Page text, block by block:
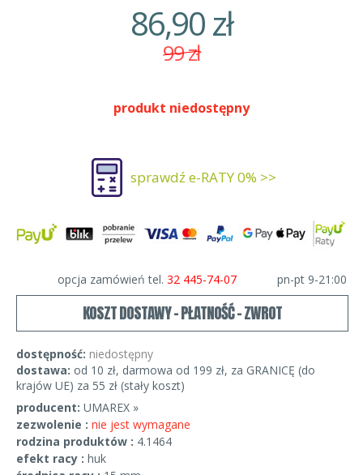
86,90zł
99zł
produkt niedostępny
sprawdź e-RATY 0% >>
opcja zamówień tel. 32 445-74-07 pn-pt 9-21:00
KOSZT DOSTAWY - PŁATNOŚĆ - ZWROT
dostępność: niedostępny
dostawa: od 10 zł, darmowa od 199 zł, za GRANICĘ (do
krajów UE) za 55 zł (stały koszt)
producent: UMAREX »
zezwolenie : nie jest wymagane
rodzina produktów : 4.1464
efekt racy : huk